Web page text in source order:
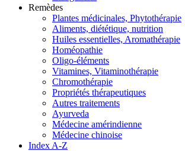
Remèdes
Plantes médicinales, Phytothérapie
Aliments, diététique, nutrition
Huiles essentielles, Aromathérapie
Homéopathie
Oligo-éléments
Vitamines, Vitaminothérapie
Chromothérapie
Propriétés thérapeutiques
Autres traitements
Ayurveda
Médecine amérindienne
Médecine chinoise
Index A-Z